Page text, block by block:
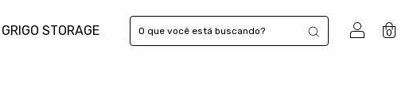
GRIGO STORAGE 0